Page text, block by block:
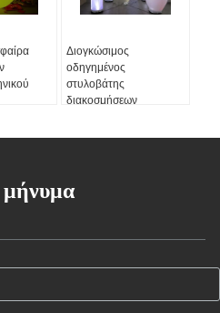
Διογκώσιμος
οδηγημένος
στυλοβάτης
διακοσμήσεων